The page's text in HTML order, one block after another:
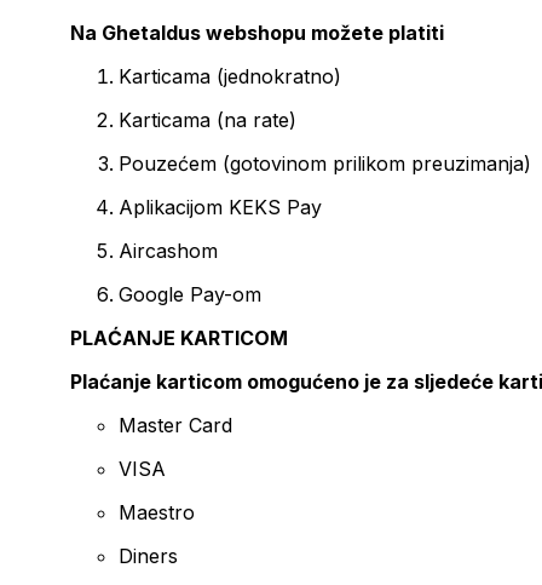
Na Ghetaldus webshopu možete platiti
Karticama (jednokratno)
Karticama (na rate)
Pouzećem (gotovinom prilikom preuzimanja)
Aplikacijom KEKS Pay
Aircashom
Google Pay-om
PLAĆANJE KARTICOM
Plaćanje karticom omogućeno je za sljedeće
Master Card
VISA
Maestro
Diners